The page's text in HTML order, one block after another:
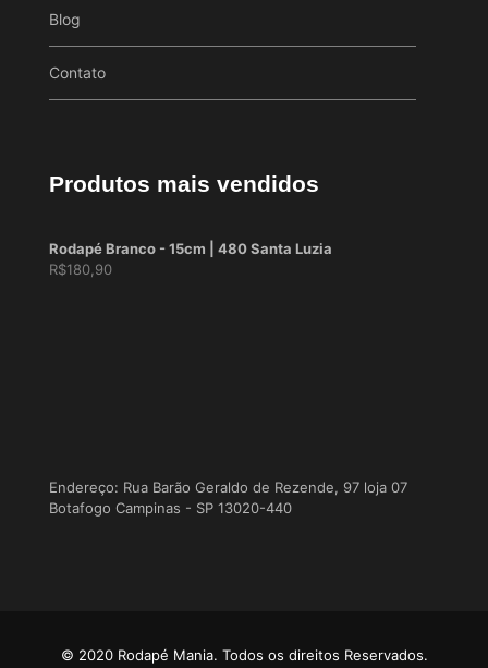
Blog
Contato
Produtos mais vendidos
Rodapé Branco - 15cm | 480 Santa Luzia
R$180,90
Endereço: Rua Barão Geraldo de Rezende, 97 loja 07
Botafogo Campinas - SP 13020-440
© 2020 Rodapé Mania. Todos os direitos Reservados.